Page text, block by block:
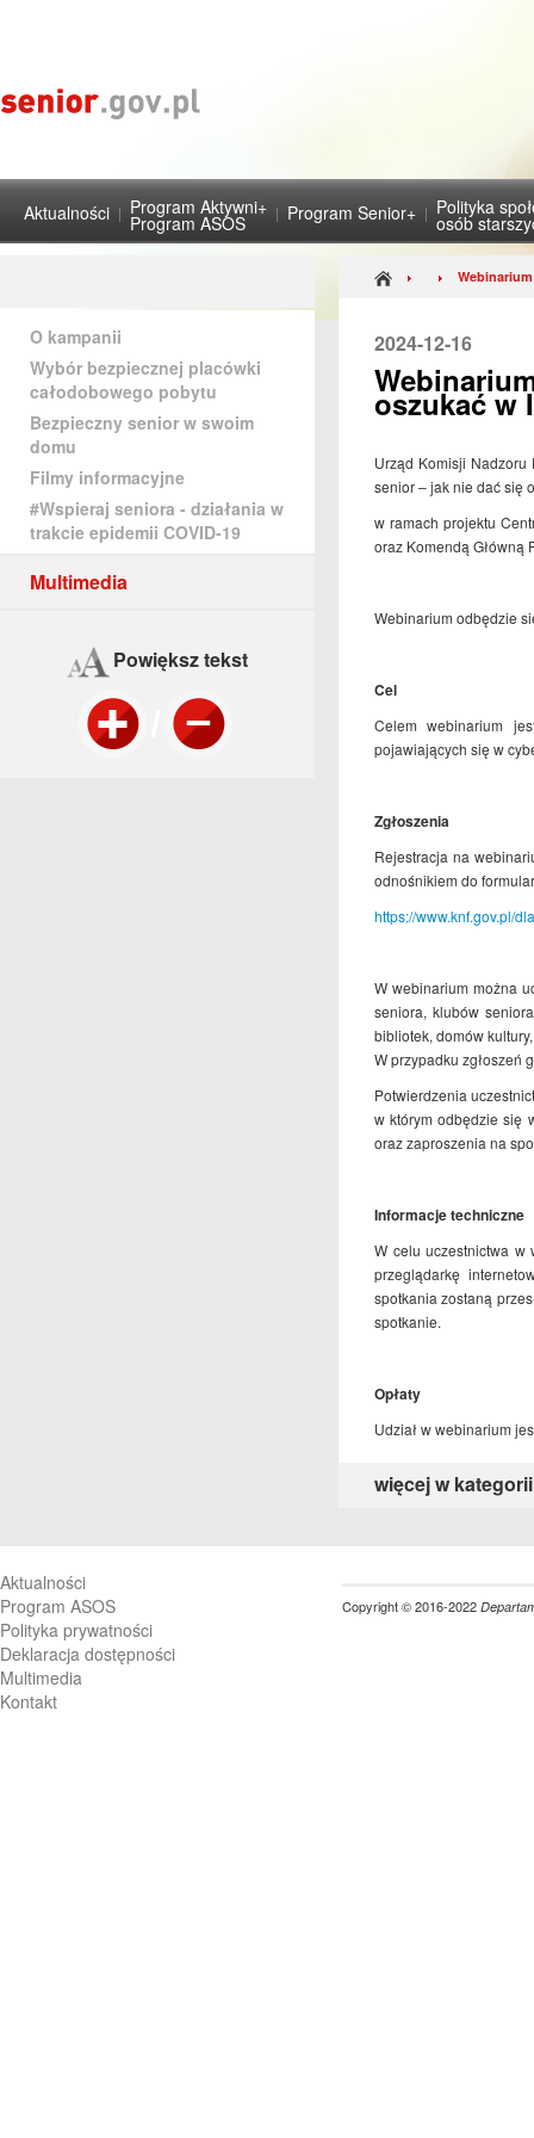
Aktualności Program Aktywni+
Program ASOS Program Senior+ Polityka
osób
O kampanii
Wybór bezpiecznej placówki
całodobowego pobytu
Bezpieczny senior w swoim
domu
Filmy informacyjne
#Wspieraj seniora - działania w
trakcie epidemii COVID-19
Multimedia
Powiększ tekst
2024-12-16
oszukać w
Urząd Komisji
senior – jak nie dać się
w ramach projektu
oraz Komendą Główną
Webinarium odbędzie
Cel
Celem webinarium
pojawiających się w
Zgłoszenia
Rejestracja na
odnośnikiem do
https://www.knf.gov.pl/
W webinarium można
seniora, klubów
bibliotek, domów
W przypadku zgłoszeń
Potwierdzenia
w którym odbędzie się
oraz zaproszenia na
Informacje techniczne
W celu uczestnictwa w
przeglądarkę
spotkania zostaną
spotkanie.
Opłaty
Udział w webinarium
więcej w
Aktualności
Program ASOS
Polityka prywatności
Deklaracja dostępności
Multimedia
Kontakt
Copyright © 2016-2022